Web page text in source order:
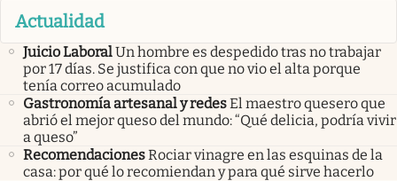
Actualidad
Juicio LaboralUn hombre es despedido tras no trabajar
por 17 días. Se justifica con que no vio el alta porque
tenía correo acumulado
Gastronomía artesanal y redesEl maestro quesero que
abrió el mejor queso del mundo: “Qué delicia, podría vivir
a queso”
RecomendacionesRociar vinagre en las esquinas de la
casa: por qué lo recomiendan y para qué sirve hacerlo